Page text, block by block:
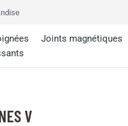
Joints magnétiques
V